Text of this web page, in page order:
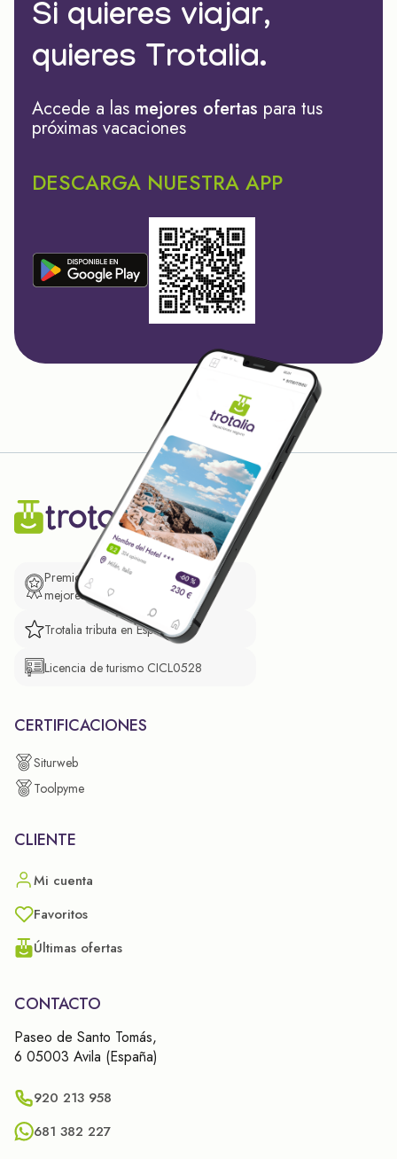
Si quieres viajar,
quieres Trotalia.
Accede a las mejores ofertas para tus
próximas vacaciones
DESCARGA NUESTRA APP
Premio de El Confidencial a las
mejores prácticas empresariales.
Trotalia tributa en España
Licencia de turismo CICL0528
CERTIFICACIONES
Siturweb
Toolpyme
CLIENTE
Mi cuenta
Favoritos
Últimas ofertas
CONTACTO
Paseo de Santo Tomás,
6 05003 Avila (España)
920 213 958
681 382 227